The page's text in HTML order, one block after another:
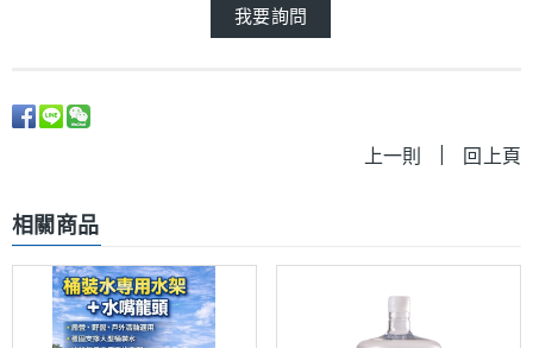
我要詢問
上一則 | 回上頁
相關商品